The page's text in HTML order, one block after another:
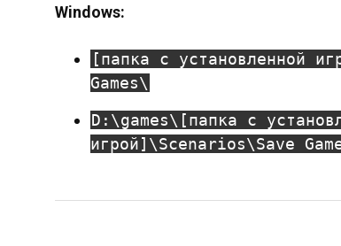
Windows:
[папка с установленной
Games\
D:\games\[папка с
игрой]\Scenarios\Save